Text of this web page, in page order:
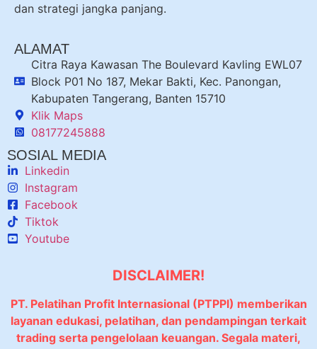
dan strategi jangka panjang.
ALAMAT
Citra Raya Kawasan The Boulevard Kavling EWL07
Block P01 No 187, Mekar Bakti, Kec. Panongan,
Kabupaten Tangerang, Banten 15710
Klik Maps
08177245888
SOSIAL MEDIA
Linkedin
Instagram
Facebook
Tiktok
Youtube
DISCLAIMER!
PT. Pelatihan Profit Internasional (PTPPI) memberikan
layanan edukasi, pelatihan, dan pendampingan terkait
trading serta pengelolaan keuangan. Segala materi,